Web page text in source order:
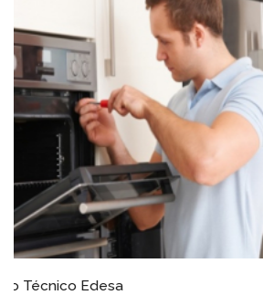
Servicio Técnico Edesa Plasenzuela